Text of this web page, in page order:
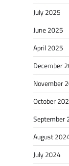
July 2025
June 2025
April 2025
December
November
October
September
August
July 2024